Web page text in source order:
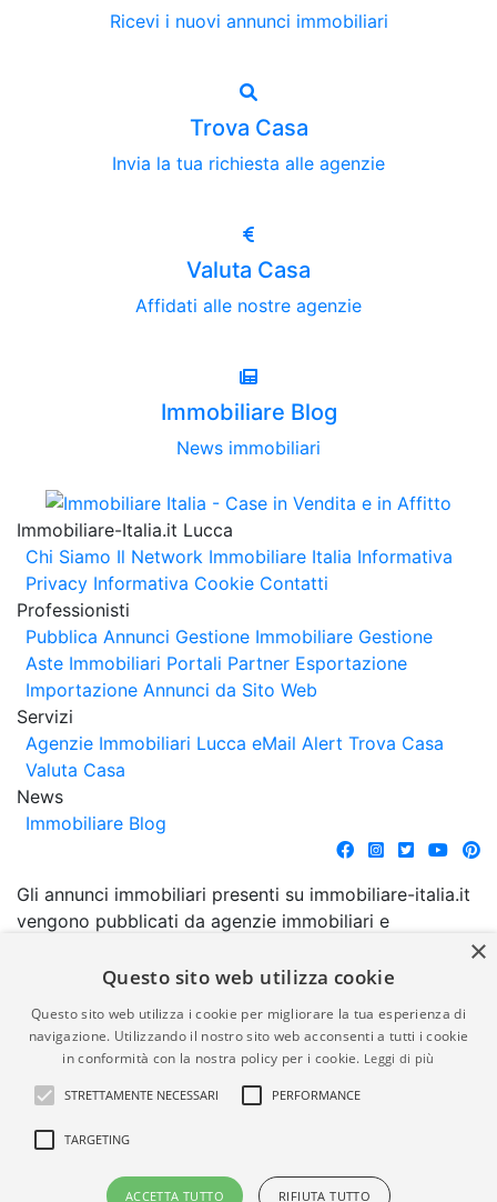
Ricevi i nuovi annunci immobiliari
Trova Casa
Invia la tua richiesta alle agenzie
Valuta Casa
Affidati alle nostre agenzie
Immobiliare Blog
News immobiliari
Immobiliare-Italia.it Lucca
Chi Siamo Il Network Immobiliare Italia Informativa
Privacy Informativa Cookie Contatti
Professionisti
Pubblica Annunci Gestione Immobiliare Gestione
Aste Immobiliari Portali Partner Esportazione
Importazione Annunci da Sito Web
Servizi
Agenzie Immobiliari Lucca eMail Alert Trova Casa
Valuta Casa
News
Immobiliare Blog
Gli annunci immobiliari presenti su immobiliare-italia.it
vengono pubblicati da agenzie immobiliari e
comporta l'approvazione o l'avallo da parte di
garanzia da parte di quest'ultima. immobiliare-italia.it
quindi non è responsabile della veridicità, della
correttezza, della completezza, della normativa in
materia di privacy e/o di alcun altro aspetto dei
suddetti annunci.
© Copyright 2007 - 2026
Powered by
×
Questo sito web utilizza cookie
Questo sito web utilizza i cookie per migliorare la tua esperienza di
navigazione. Utilizzando il nostro sito web acconsenti a tutti i cookie
in conformità con la nostra policy per i cookie. Leggi di più
STRETTAMENTE NECESSARI PERFORMANCE
TARGETING
ACCETTA TUTTO RIFIUTA TUTTO